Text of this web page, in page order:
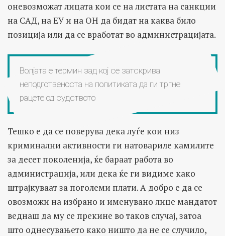
оневозможат лицата кои се на листата на санкции
на САД, на ЕУ и на ОН да бидат на каква било
позиција или да се вработат во администрацијата.
Волјата е термин зад кој се затскрива
неподготвеноста на политиката да ги тргне
рацете од судството
Тешко е да се поверува дека луѓе кои низ
криминални активности ги натовариле камилите
за десет поколенија, ќе бараат работа во
администрација, или дека ќе ги видиме како
штрајкуваат за поголеми плати. А добро е да се
овозможи на избрано и именувано лице мандатот
веднаш да му се прекине во таков случај, затоа
што однесувањето како ништо да не се случило,